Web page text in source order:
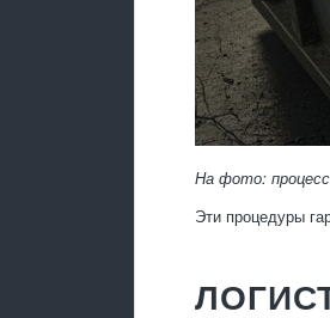
На фото:
Эти процедуры